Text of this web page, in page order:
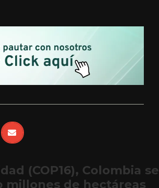
(COP16), Colombia se
millones de hectáreas